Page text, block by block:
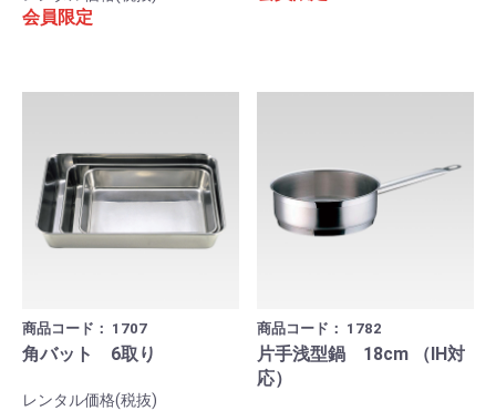
会員限定
商品コード： 1707
角バット 6取り
レンタル価格(税抜)
商品コード： 1782
片手浅型鍋 18cm （IH対
応）